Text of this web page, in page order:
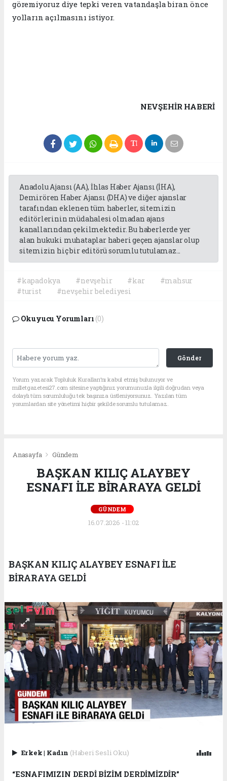
göremiyoruz diye tepki veren vatandaşla biran önce
yolların açılmasını istiyor.
NEVŞEHIR HABERİ
Anadolu Ajansı (AA), İhlas Haber Ajansı (İHA),
Demirören Haber Ajansı (DHA) ve diğer ajanslar
tarafından eklenen tüm haberler, sitemizin
editörlerinin müdahalesi olmadan ajans
kanallarından çekilmektedir. Bu haberlerde yer
alan hukuki muhataplar haberi geçen ajanslar olup
sitemizin hiç bir editörü sorumlu tutulamaz...
#kapadokya #nevşehir #kar
#mahsur
#turist
#nevşehir belediyesi
Okuyucu Yorumları (0)
Gönder
Yorum yazarak Topluluk Kuralları’nı kabul etmiş bulunuyor ve
milletgazetesi27.com sitesine yaptığınız yorumunuzla ilgili doğrudan veya
dolaylı tüm sorumluluğu tek başınıza üstleniyorsunuz. Yazılan tüm
yorumlardan site yönetimi hiçbir şekilde sorumlu tutulamaz.
Anasayfa Gündem
BAŞKAN KILIÇ ALAYBEY
ESNAFI İLE BİRARAYA GELDİ
GÜNDEM
16.07.2026 - 11:02
BAŞKAN KILIÇ ALAYBEY ESNAFI İLE
BİRARAYA GELDİ
Erkek| Kadın (Haberi Sesli Oku)
“ESNAFIMIZIN DERDİ BİZİM DERDİMİZDİR”